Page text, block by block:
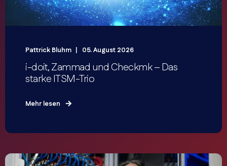
Pattrick Bluhm 05. August 2026
i-doit, Zammad und Checkmk – Das
starke ITSM-Trio
Mehr lesen